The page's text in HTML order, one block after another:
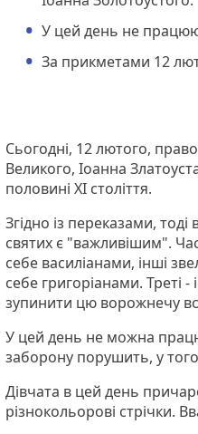
У цей день не
За прикметами 12
Сьогодні, 12 лютого,
Великого, Іоанна
половині XI століття.
Згідно із переказами,
святих є "важливішим".
себе василіанами, інші
себе григоріанами. Треті
зупинити цю ворожнечу
У цей день не можна
заборону порушить, у
Дівчата в цей день
різнокольорові стрічки.